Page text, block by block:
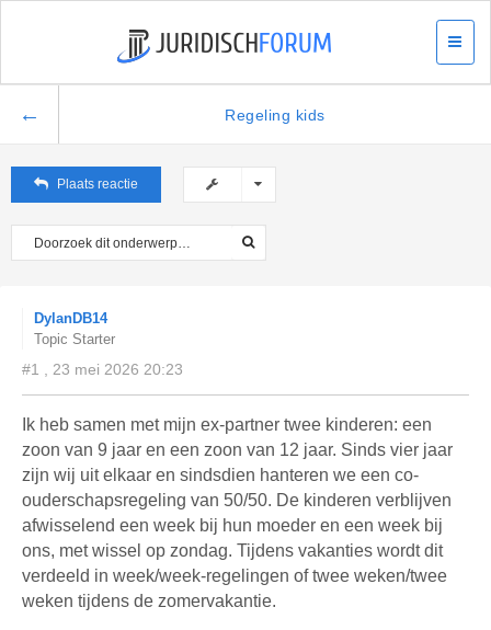
← Regeling kids
Plaats reactie
DylanDB14
Topic Starter
#1 , 23 mei 2026 20:23
Ik heb samen met mijn ex-partner twee kinderen: een
zoon van 9 jaar en een zoon van 12 jaar. Sinds vier jaar
zijn wij uit elkaar en sindsdien hanteren we een co-
ouderschapsregeling van 50/50. De kinderen verblijven
afwisselend een week bij hun moeder en een week bij
ons, met wissel op zondag. Tijdens vakanties wordt dit
verdeeld in week/week-regelingen of twee weken/twee
weken tijdens de zomervakantie.